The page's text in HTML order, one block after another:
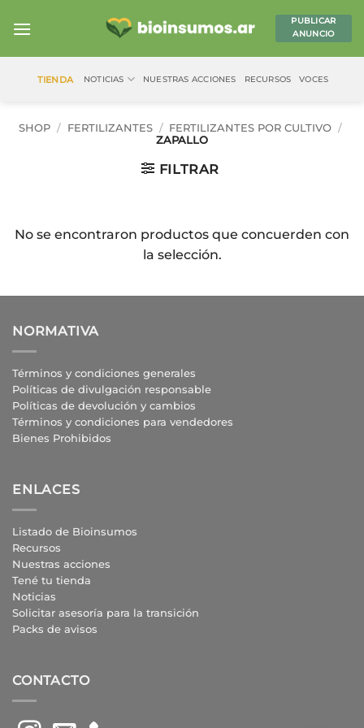
PUBLICAR
ANUNCIO
TIENDA NOTICIAS NUESTRAS ACCIONES RECURSOS VOCES
SHOP / FERTILIZANTES / FERTILIZANTES POR CULTIVO /
ZAPALLO
FILTRAR
No se encontraron productos que concuerden con
la selección.
NORMATIVA
Términos y condiciones generales
Políticas de divulgación responsable
Políticas de devolución y cambios
Términos y condiciones para vendedores
Bienes Prohibidos
ENLACES
Listado de Bioinsumos
Recursos
Nuestras acciones
Tené tu tienda
Noticias
Solicitar asesoría para la transición
Packs de avisos
CONTACTO